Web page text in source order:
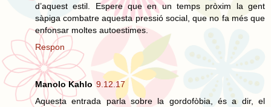
d’aquest estil. Espere que en un temps pròxim la gent
sàpiga combatre aquesta pressió social, que no fa més que
enfonsar moltes autoestimes.
Respon
Manolo Kahlo 9.12.17
Aquesta entrada parla sobre la gordofòbia, és a dir, el